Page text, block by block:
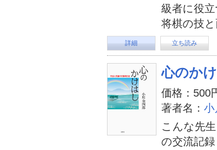
級者に役
将棋の技
詳細 立ち読み
心のか
価格：500
著者名： 小
こんな先
の交流記